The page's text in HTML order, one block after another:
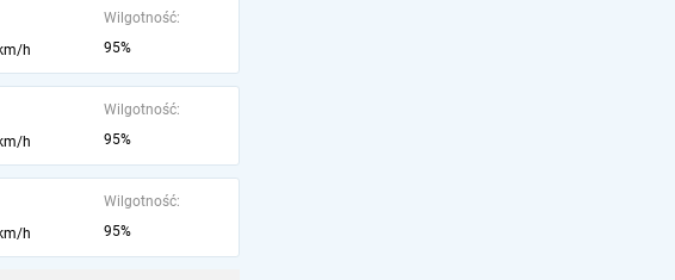
h
Wilgotność:
95%
h
Wilgotność:
95%
h
Wilgotność:
95%